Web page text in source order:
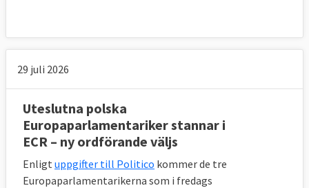
29 juli 2026
Uteslutna polska
Europaparlamentariker stannar i
ECR – ny ordförande väljs
Enligt uppgifter till Politico kommer de tre
Europaparlamentarikerna som i fredags